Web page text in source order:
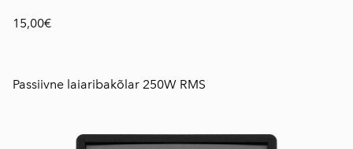
15,00€
Passiivne laiaribakõlar 250W RMS